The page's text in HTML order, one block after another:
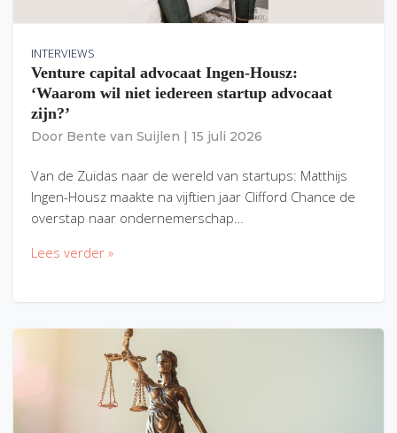
INTERVIEWS
Venture capital advocaat Ingen-Housz:
‘Waarom wil niet iedereen startup advocaat
zijn?’
Door Bente van Suijlen 15 juli 2026
Van de Zuidas naar de wereld van startups: Matthijs
Ingen-Housz maakte na vijftien jaar Clifford Chance de
overstap naar ondernemerschap…
Lees verder »